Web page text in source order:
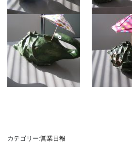
カテゴリー:営業日報